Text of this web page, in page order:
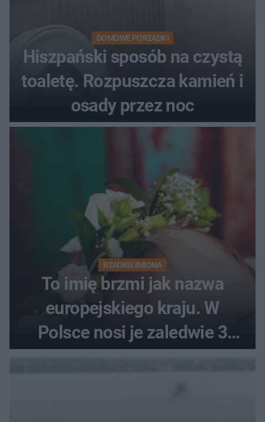
DOMOWE PORZĄDKI
Hiszpański sposób na czystą
toaletę. Rozpuszcza kamień i
osady przez noc
RZADKIE IMIONA
To imię brzmi jak nazwa
europejskiego kraju. W
Polsce nosi je zaledwie 3
kobiety